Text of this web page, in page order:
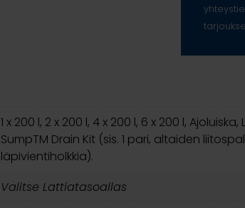
1 x 200 l, 2 x 200 l, 4 x 200 l, 6 x 200 l,
SumpTM Drain Kit (sis. 1 pari, altaiden
läpivientiholkkia).
Valitse Lattiatasoallas